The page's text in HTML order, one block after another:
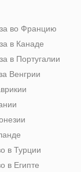
во Францию
в Канаде
в Португалии
Венгрии
в Турции
в Египте